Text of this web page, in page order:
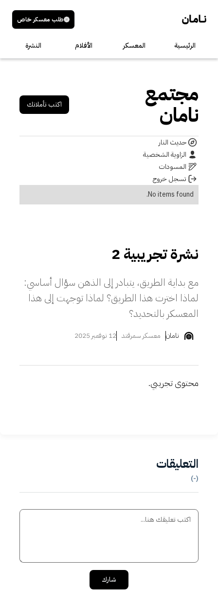
طلب معسكر خاص
الرئيسية المعسكر الأفلام النشرة
مجتمع
نامان اكتب تأملاتك
حديث النار
الزاوية الشخصية
المسودات
تسجل خروج
No items found.
نشرة تجريبية 2
مع بداية الطريق، يتبادر إلى الذهن سؤال أساسي:
لماذا اخترت هذا الطريق؟ لماذا توجهت إلى هذا
المعسكر بالتحديد؟
نامان معسكر سمرقند 12 نوفمبر 2025
​محتوى تجريبي.
التعليقات
(
-
)
شارك